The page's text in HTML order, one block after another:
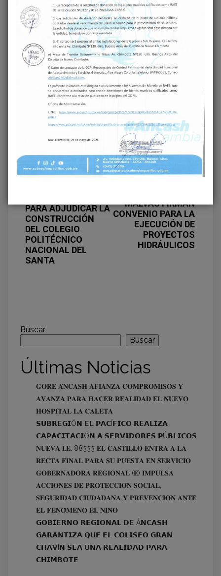
Share on Facebook Share on Twitter
Previous
PACÍFICO SUPERA
ETAPA DE
INTEGRACIÓN DE
PARA ADJUDICAR LA
CONSTRUCCIÓN
DEL COLEGIO
POLITÉCNICO
NACIONAL DEL
SANTA
Next
GERENCIA
SUBREGIONAL EL
PACÍFICO Y
MALVAS FIRMAN
CONVENIO PARA LA
EJECUCIÓN DE
PROYECTOS
HIDRÁULICOS
Buscar
Buscar
Últimas Noticias
𝐆𝐎𝐑𝐄 𝐀́𝐍𝐂𝐀𝐒𝐇 𝐀𝐅𝐈𝐀𝐍𝐙𝐀 𝐂𝐎𝐌𝐏𝐑𝐎𝐌𝐈𝐒𝐎𝐒 𝐘
𝐀𝐕𝐀𝐍𝐙𝐀 𝐏𝐀𝐑𝐀 𝐇𝐀𝐂𝐄𝐑 𝐑𝐄𝐀𝐋𝐈𝐃𝐀𝐃 𝐄𝐋 𝐍𝐔𝐄𝐕𝐎
𝐇𝐎𝐒𝐏𝐈𝐓𝐀𝐋 𝐋𝐀 𝐂𝐀𝐋𝐄𝐓𝐀
𝗦𝗨𝗕𝗥𝗘𝗚𝗜Ó𝗡 𝗘𝗟 𝗣𝗔𝗖Í𝗙𝗜𝗖𝗢 𝗥𝗘𝗔𝗟𝗜𝗭𝗔
𝗖𝗔𝗣𝗔𝗖𝗜𝗧𝗔𝗖𝗜Ó𝗡 𝗔 𝗦𝗘𝗥𝗩𝗜𝗗𝗢𝗥𝗘𝗦 𝗣Ú𝗕𝗟𝗜𝗖𝗢𝗦
𝐍𝐔𝐄𝐕𝐀 𝐈.𝐄. 88333 𝐄𝐋 𝐂𝐀𝐒𝐓𝐈𝐋𝐋𝐎 𝐄𝐍𝐓𝐑𝐀 𝐀 𝐋𝐀
𝐑𝐄𝐂𝐓𝐀 𝐅𝐈𝐍𝐀𝐋 𝐏𝐀𝐑𝐀 𝐒𝐔 𝐏𝐔𝐄𝐒𝐓𝐀 𝐄𝐍 𝐒𝐄𝐑𝐕𝐈𝐂𝐈𝐎
𝐆𝐎𝐁𝐄𝐑𝐍𝐀𝐃𝐎𝐑𝐀 𝐑𝐄𝐆𝐈𝐎𝐍𝐀𝐋 (𝐄) 𝐈𝐌𝐏𝐔𝐋𝐒𝐀
𝐀𝐂𝐂𝐈𝐎𝐍𝐄𝐒 𝐃𝐄 𝐏𝐑𝐎𝐓𝐄𝐂𝐂𝐈𝐎́𝐍 𝐒𝐎𝐂𝐈𝐀𝐋,
𝐒𝐄𝐆𝐔𝐑𝐈𝐃𝐀𝐃 𝐂𝐈𝐔𝐃𝐀𝐃𝐀𝐍𝐀 𝐘 𝐏𝐑𝐄𝐕𝐄𝐍𝐂𝐈𝐎́𝐍 𝐀𝐍𝐓𝐄
𝐄𝐋 𝐅𝐄𝐍𝐎́𝐌𝐄𝐍𝐎 𝐄𝐋 𝐍𝐈𝐍̃𝐎
𝗚𝗢𝗕𝗜𝗘𝗥𝗡𝗢 𝗥𝗘𝗚𝗜𝗢𝗡𝗔𝗟 𝗗𝗘 Á𝗡𝗖𝗔𝗦𝗛
𝗚𝗔𝗥𝗔𝗡𝗧𝗜𝗭𝗔 𝗤𝗨𝗘 𝗘𝗟 𝗖𝗢𝗟𝗜𝗦𝗘𝗢 𝗚𝗥𝗔𝗡
𝗖𝗛𝗔𝗩Í𝗡 𝗦𝗘𝗔 𝗨𝗡𝗔 𝗥𝗘𝗔𝗟𝗜𝗗𝗔𝗗 𝗣𝗔𝗥𝗔
𝗖𝗛𝗜𝗠𝗕𝗢𝗧𝗘